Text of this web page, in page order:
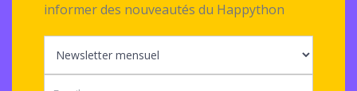
informer des nouveautés du Happython